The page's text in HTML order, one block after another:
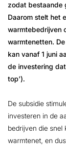
zodat bestaande
Daarom stelt het
warmtebedrijven
warmtenetten.
kan vanaf 1 juni
de investering
top’).
De subsidie
investeren in de
bedrijven die snel
warmtenet, en